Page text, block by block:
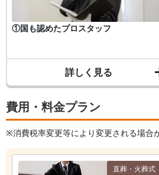
費用・料金プラン
※消費税率変更等により変更される場合
直葬・火葬式
①国も認めたプロスタッフ
詳しく見る